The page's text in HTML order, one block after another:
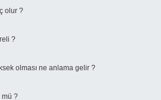
olur ?
?
olması ne anlama gelir ?
mü ?